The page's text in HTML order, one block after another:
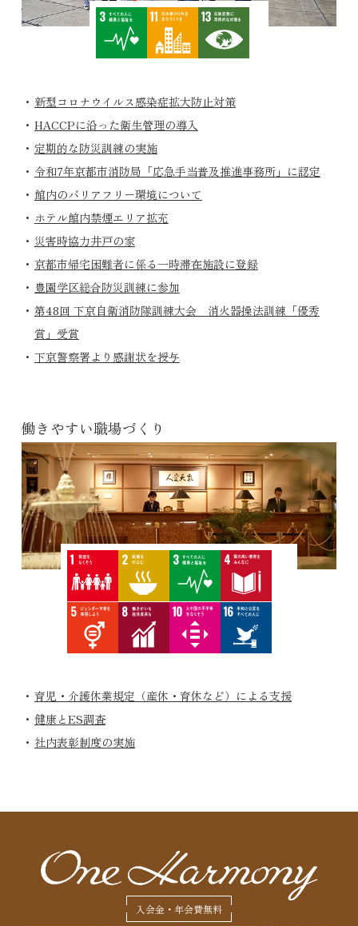
新型コロナウイルス感染症拡大防止対策
HACCPに沿った衛生管理の導入
定期的な防災訓練の実施
令和7年京都市消防局「応急手当普及推進事務所」に認定
館内のバリアフリー環境について
ホテル館内禁煙エリア拡充
災害時協力井戸の家
京都市帰宅困難者に係る一時滞在施設に登録
豊園学区総合防災訓練に参加
第48回 下京自衛消防隊訓練大会 消火器操法訓練「優秀
賞」受賞
下京警察署より感謝状を授与
働きやすい職場づくり
育児・介護休業規定（産休・育休など）による支援
健康とES調査
社内表彰制度の実施
入会金・年会費無料